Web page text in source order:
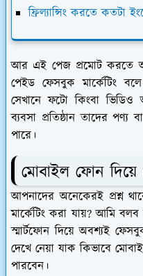
ফ্রিল্যান্সিং করতে কতটা
আর এই পেজ প্রমোট করতে
পেইড ফেসবুক মার্কেটিং
সেখানে ফটো কিংবা
ব্যবসা প্রতিষ্ঠান তাদের
পারে।
মোবাইল ফোন দিয়ে
আপনাদের অনেকেরই প্রশ্ন
মার্কেটিং করা যায়? আমি
স্মার্টফোন দিয়ে অবশ্যই
দেখে নেয়া যাক কিভাবে
পারবেন।